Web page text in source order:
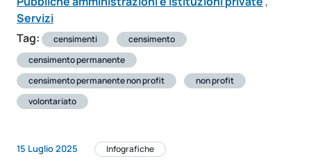
Servizi
Tag:
censimenti
censimento
censimento permanente
censimento permanente non profit
non profit
volontariato
15 Luglio 2025 Infografiche